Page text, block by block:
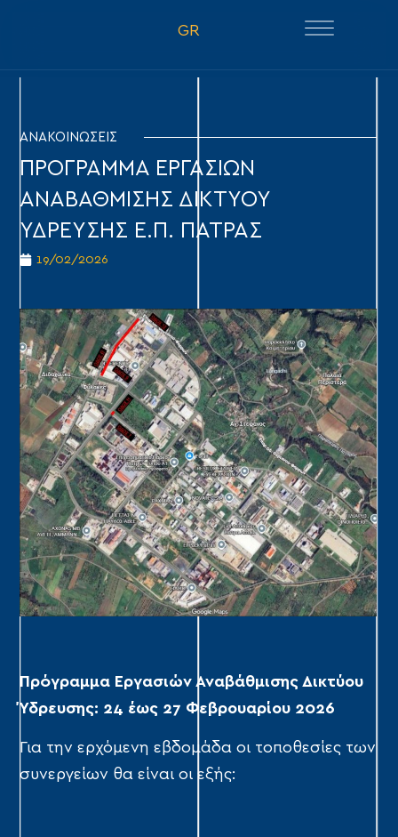
GR
ΑΝΑΚΟΙΝΩΣΕΙΣ
ΠΡΟΓΡΑΜΜΑ ΕΡΓΑΣΙΩΝ
ΑΝΑΒΑΘΜΙΣΗΣ ΔΙΚΤΥΟΥ
ΥΔΡΕΥΣΗΣ Ε.Π. ΠΑΤΡΑΣ
19/02/2026
Πρόγραμμα Εργασιών Αναβάθμισης Δικτύου
Ύδρευσης: 24 έως 27 Φεβρουαρίου 2026
Για την ερχόμενη εβδομάδα οι τοποθεσίες των
συνεργείων θα είναι οι εξής: